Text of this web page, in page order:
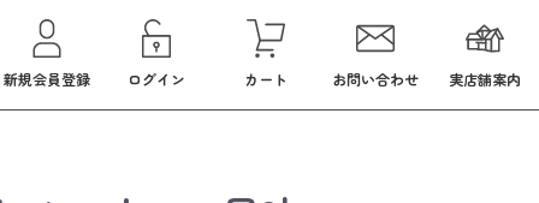
新規会員登録 ログイン カート お問い合わせ 実店舗案内